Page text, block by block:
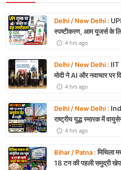
Delhi / New Delhi :
स्पष्टीकरण, आम यूजर्स के
4 hrs ago
Delhi / New Delhi : IIT
मोदी ने AI और नवाचार पर
4 hrs ago
Delhi / New Delhi :
राष्ट्रीय युद्ध स्मारक में
4 hrs ago
Bihar / Patna :मिथिला
18 टन की पहली समुद्री खेप